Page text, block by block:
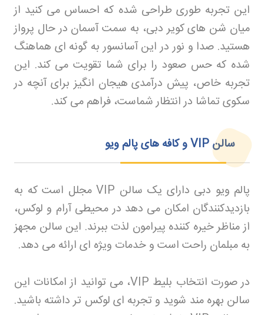
این تجربه طوری طراحی شده که احساس می کنید از
میان شن های کویر دبی، به سمت آسمان در حال پرواز
هستید. صدا و نور در این آسانسور به گونه ای هماهنگ
شده که حس صعود را برای شما تقویت می کند. این
تجربه خاص، پیش درآمدی هیجان انگیز برای آنچه در
سکوی تماشا در انتظار شماست، فراهم می کند.
سالن و کافه های پالم ویو
پالم ویو دبی دارای یک سالن
مجلل است که به
بازدیدکنندگان امکان می دهد در محیطی آرام و لوکس،
از مناظر خیره کننده پیرامون لذت ببرند. این سالن مجهز
به مبلمان راحت است و خدمات ویژه ای ارائه می دهد.
در صورت انتخاب بلیط
، می توانید از امکانات این
سالن بهره مند شوید و تجربه ای لوکس تر داشته باشید.